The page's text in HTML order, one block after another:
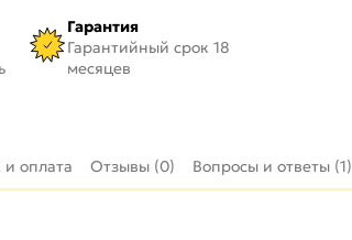
Гарантия
Гарантийный срок 18
месяцев
и оплата Отзывы (0) Вопросы и ответы (1)